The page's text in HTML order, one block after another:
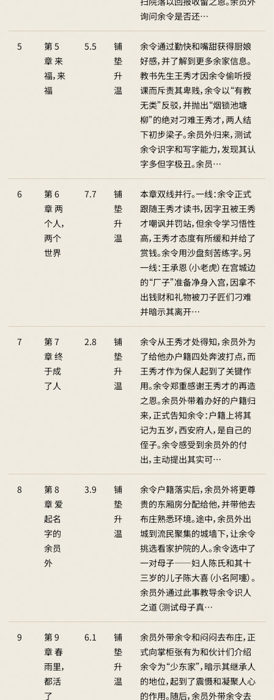
询问余令是否还…
5
第 5
章 来
福，来
福
5.5
铺
垫
升
温
余令通过勤快和嘴甜获得厨娘
好感，并了解到更多余家信息。
教书先生王秀才因余令偷听授
课而斥责其卑贱，余令以“有教
无类”反驳，并抛出“烟锁池塘
柳”的绝对刁难王秀才，两人结
下初步梁子。余员外归来，测试
余令识字和写字能力，发现其认
字多但字极丑。余员…
6
第 6
章 两
个人，
两个
世界
7.7
铺
垫
升
温
本章双线并行。一线：余令正式
跟随王秀才读书，因字丑被王秀
才嘲讽并罚站，但余令学习悟性
高，王秀才态度有所缓和并给了
赏钱。余令用沙盘刻苦练字。另
一线：王承恩（小老虎）在宫城边
的“厂子”准备净身入宫，因拿不
出钱财和礼物被刀子匠们刁难
并暗示其离开…
7
第 7
章 终
于成
了人
2.8
铺
垫
升
温
余令从王秀才处得知，余员外为
了给他办户籍四处奔波打点，而
王秀才作为保人起到了关键作
用。余令郑重感谢王秀才的再造
之恩。余员外带着办好的户籍归
来，正式告知余令：户籍上将其
记为五岁，西安府人，是自己的
侄子。余令感受到余员外的付
出，主动提出其实可…
8
第 8
章 爱
起名
字的
余员
外
3.9
铺
垫
升
温
余令户籍落实后，余员外将更尊
贵的东厢房分配给他，并带他去
布庄熟悉环境。途中，余员外出
城到流民聚集的城墙下，让余令
挑选看家护院的人。余令选中了
一对母子——妇人陈氏和其十
三岁的儿子陈大喜（小名阿嚏）。
余员外通过此事教导余令识人
之道（测试母子真…
9
第 9
章 春
雨里，
都活
了
6.1
铺
垫
升
温
余员外带余令和闷闷去布庄，正
式向掌柜张有为和伙计们介绍
余令为“少东家”，暗示其继承人
的地位，起到了震慑和凝聚人心
的作用。随后，余员外带余令去